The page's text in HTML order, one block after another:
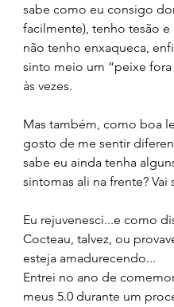
sabe como eu consigo
facilmente), tenho tesão e
não tenho enxaqueca,
sinto meio um “peixe fora
às vezes.
Mas também, como boa
gosto de me sentir
sabe eu ainda tenha
sintomas ali na frente? Vai
Eu rejuvenesci...e como
Cocteau, talvez, ou
esteja amadurecendo...
Entrei no ano de
meus 5.0 durante um